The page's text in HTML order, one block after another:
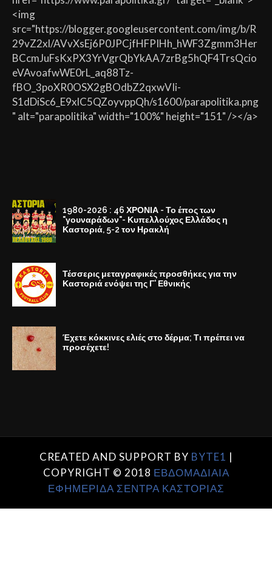
<img
src="https://blogger.googleusercontent.com/img/b/R
29vZ2xl/AVvXsEj6P0JPCjfHFPIHh_hWF3Zgmm3Her
BCcmJuFsKxPX3YrVgrQbYkAA7zrBg5hQF4TrsQcio
eVAvoafwWE0rL_aq88Tz-
fBO_3poXR0OSX2gBOdbZ2qxwVIi-
S1dDiSc6_E9xlC5QZoyvppQh/s1600/parapolitika.png
" alt="parapolitika" width="100%" height="151" /></a>
1980-2026 : 46 ΧΡΟΝΙΑ - Το έπος των
"γουναράδων"- Κυπελλούχος Ελλάδος η
Καστοριά, 5-2 τον Ηρακλή
Τέσσερις μεταγραφικές προσθήκες για την
Καστοριά ενόψει της Γ' Εθνικής
Έχετε κόκκινες ελιές στο δέρμα; Τι πρέπει να
προσέχετε!
CREATED AND SUPPORT BY BYTE1 |
COPYRIGHT © 2018 ΕΒΔΟΜΑΔΙΑΙΑ
ΕΦΗΜΕΡΙΔΑ ΣΕΝΤΡΑ ΚΑΣΤΟΡΙΑΣ